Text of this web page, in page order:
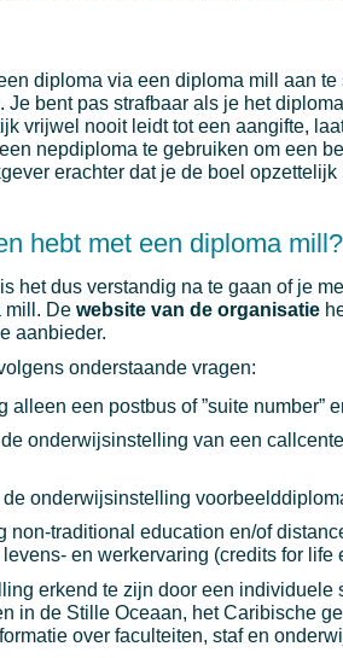
diploma via een diploma mill aan
Je bent pas strafbaar als je het
vrijwel nooit leidt tot een aangifte,
nepdiploma te gebruiken om een
erachter dat je de boel
hebt met een diploma mill?
het dus verstandig na te gaan of je
mill. De website van de organisatie
aanbieder.
onderstaande vragen:
alleen een postbus of ”suite number”
onderwijsinstelling van een
onderwijsinstelling
non-traditional education en/of
en werkervaring (credits for life
erkend te zijn door een individuele
in de Stille Oceaan, het Caribische
over faculteiten, staf en